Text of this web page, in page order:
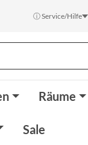
ⓘ Service/Hilfe
Räume
Sale